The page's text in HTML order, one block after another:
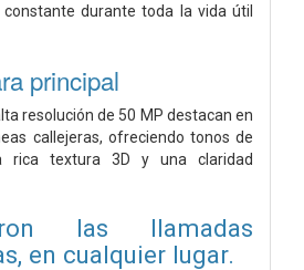
durante toda la vida útil
principal
resolución de 50 MP destacan en
callejeras, ofreciendo tonos de
rica textura 3D y una claridad
las llamadas
en cualquier lugar.